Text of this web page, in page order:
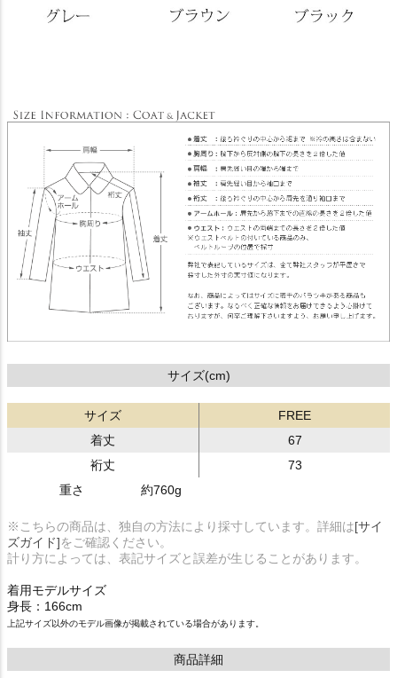
サイズ(cm)
サイズ
FREE
着丈
67
裄丈
73
重さ
約760g
※こちらの商品は、独自の方法により採寸しています。詳細は[サイ
ズガイド]をご確認ください。
計り方によっては、表記サイズと誤差が生じることがあります。
着用モデルサイズ
身長：166cm
上記サイズ以外のモデル画像が掲載されている場合があります。
商品詳細